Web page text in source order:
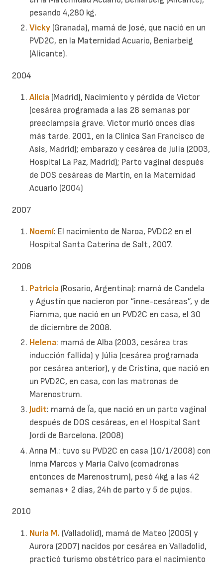
pesando 4,280 kg.
Vicky (Granada), mamá de José, que nació en un
PVD2C, en la Maternidad Acuario, Beniarbeig
(Alicante).
2004
Alicia (Madrid), Nacimiento y pérdida de Víctor
(cesárea programada a las 28 semanas por
preeclampsia grave. Victor murió onces días
más tarde. 2001, en la Clínica San Francisco de
Asis, Madrid); embarazo y cesárea de Julia (2003,
Hospital La Paz, Madrid); Parto vaginal después
de DOS cesáreas de Martín, en la Maternidad
Acuario (2004)
2007
Noemí: El nacimiento de Naroa, PVDC2 en el
Hospital Santa Caterina de Salt, 2007.
2008
Patricia (Rosario, Argentina): mamá de Candela
y Agustín que nacieron por “inne-cesáreas”, y de
Fiamma, que nació en un PVD2C en casa, el 30
de diciembre de 2008.
Helena: mamá de Alba (2003, cesárea tras
inducción fallida) y Júlia (cesárea programada
por cesárea anterior), y de Cristina, que nació en
un PVD2C, en casa, con las matronas de
Marenostrum.
Judit: mamá de Ïa, que nació en un parto vaginal
después de DOS cesáreas, en el Hospital Sant
Jordi de Barcelona. (2008)
Anna M.: tuvo su PVD2C en casa (10/1/2008) con
Inma Marcos y María Calvo (comadronas
entonces de Marenostrum), pesó 4kg a las 42
semanas+ 2 días, 24h de parto y 5 de pujos.
2010
Nuria M. (Valladolid), mamá de Mateo (2005) y
Aurora (2007) nacidos por cesárea en Valladolid,
practicó turismo obstétrico para el nacimiento